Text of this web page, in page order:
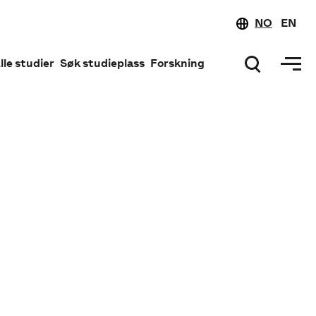
NO EN
studier Søk studieplass Forskning